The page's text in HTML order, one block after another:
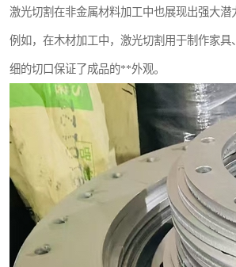
激光切割在非金属材料加工中也展现出强大潜
例如，在木材加工中，激光切割用于制作家具
细的切口保证了成品的**外观。